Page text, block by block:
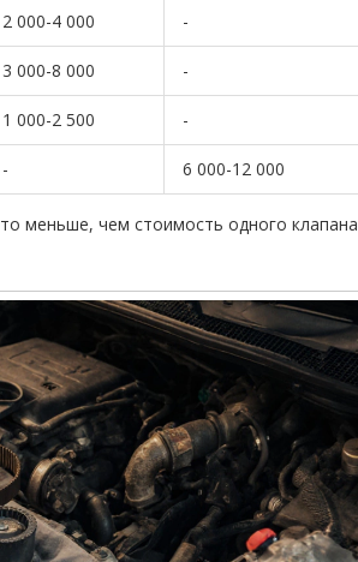
2 000-4 000 -
3 000-8 000 -
1 000-2 500 -
- 6 000-12 000
меньше, чем стоимость одного клапана